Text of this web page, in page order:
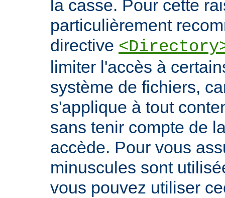
la casse. Pour cette
particulièrement
directive
limiter l'accès à
système de fichiers,
s'applique à tout
sans tenir compte de
accède. Pour vous
minuscules sont
vous pouvez utiliser